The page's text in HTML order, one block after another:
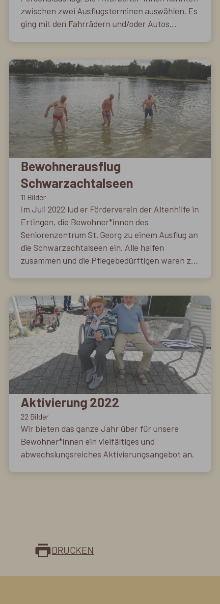
zwischen zwei Ausflugsterminen auswählen. Es
ging mit den Fahrrädern und/oder Autos
wunderschönen Ausflugstag.
Bewohnerausflug
Schwarzachtalseen
11 Bilder
Im Juli 2022 lud er Förderverein der Altenhilfe in
Ertingen, die Bewohner*innen des
Seniorenzentrum St. Georg zu einem Ausflug an
die Schwarzachtalseen ein. Alle halfen
zusammen und die Pflegebedürftigen waren zu
Rahmenprogramm und alle hatten sehr viel
Spaß.
Aktivierung 2022
22 Bilder
Wir bieten das ganze Jahr über für unsere
Bewohner*innen ein vielfältiges und
abwechslungsreiches Aktivierungsangebot an.
DRUCKEN